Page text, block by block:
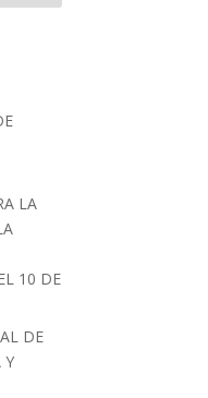
LA
10 DE
DE
Y